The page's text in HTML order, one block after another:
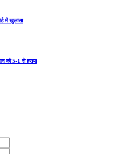
में खुलासा
को 5-1 से हराया